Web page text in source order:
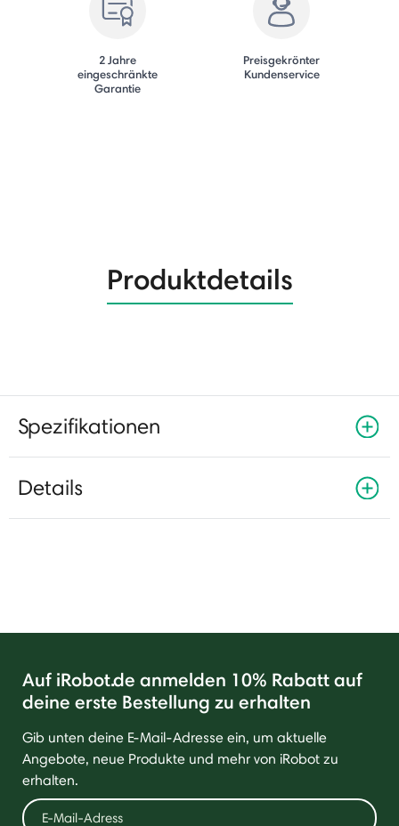
2 Jahre
eingeschränkte
Garantie
Preisgekrönter
Kundenservice
Produktdetails
Spezifikationen
Details
Auf iRobot.de anmelden 10% Rabatt auf
deine erste Bestellung zu erhalten
Gib unten deine E-Mail-Adresse ein, um aktuelle
Angebote, neue Produkte und mehr von iRobot zu
erhalten.